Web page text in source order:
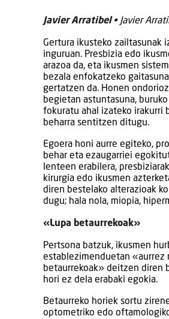
Javier Arratibel• Javier
Gertura ikusteko zailtasunak
inguruan. Presbizia edo
arazoa da, eta ikusmen
bezala enfokatzeko
gertatzen da. Honen
begietan astuntasuna,
fokuratu ahal izateko irakurri
beharra sentitzen ditugu.
Egoera honi aurre egiteko,
behar eta ezaugarriei
lenteen erabilera,
kirurgia edo ikusmen
diren bestelako alterazioak
dugu; hala nola, miopia,
«Lupa betaurrekoak»
Pertsona batzuk, ikusmen
establezimenduetan «aurrez
betaurrekoak» deitzen diren
hori ez dela erabaki egokia.
Betaurreko horiek sortu
optometriko edo